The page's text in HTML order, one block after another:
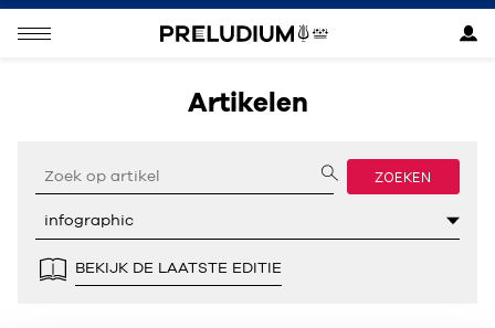
Artikelen
ZOEKEN
BEKIJK DE LAATSTE EDITIE